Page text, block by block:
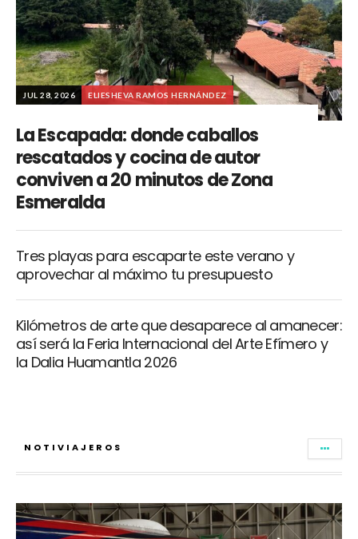
JUL 28, 2026 ELIESHEVA RAMOS HERNÁNDEZ
La Escapada: donde caballos
rescatados y cocina de autor
conviven a 20 minutos de Zona
Esmeralda
Tres playas para escaparte este verano y
aprovechar al máximo tu presupuesto
Kilómetros de arte que desaparece al amanecer:
así será la Feria Internacional del Arte Efímero y
la Dalia Huamantla 2026
NOTIVIAJEROS